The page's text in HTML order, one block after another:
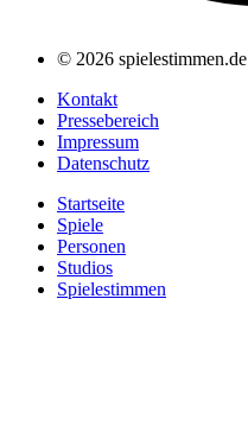
© 2026 spielestimmen.de
Kontakt
Pressebereich
Impressum
Datenschutz
Startseite
Spiele
Personen
Studios
Spielestimmen